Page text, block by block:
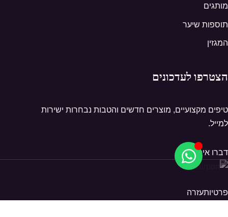
מותגים
תוספות שיער
המגזין
הצטרפו לעדכונים
טיפים מקצועיים, מוצרים חדשים והטבות נבחרות ישירות
למייל.
דברו איתנו
פרטיותעזרה